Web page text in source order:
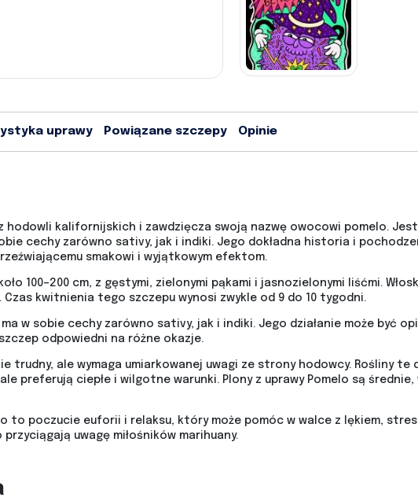
uprawy Powiązane szczepy Opinie
hodowli kalifornijskich i zawdzięcza swoją nazwę owocowi pomelo.
cechy zarówno sativy, jak i indiki. Jego dokładna historia i
smakowi i wyjątkowym efektom.
100–200 cm, z gęstymi, zielonymi pąkami i jasnozielonymi liśćmi.
kwitnienia tego szczepu wynosi zwykle od 9 do 10 tygodni.
w sobie cechy zarówno sativy, jak i indiki. Jego działanie może być
odpowiedni na różne okazje.
trudny, ale wymaga umiarkowanej uwagi ze strony hodowcy. Rośliny
preferują ciepłe i wilgotne warunki. Plony z uprawy Pomelo są
to poczucie euforii i relaksu, który może pomóc w walce z lękiem,
uwagę miłośników marihuany.